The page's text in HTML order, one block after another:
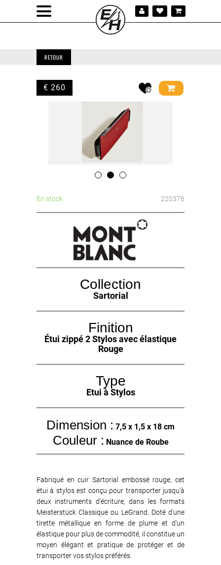
RETOUR
€ 260
En stock 220376
Collection
Sartorial
Finition
Étui zippé 2 Stylos avec élastique
Rouge
Type
Etui à Stylos
Dimension : 7,5 x 1,5 x 18 cm
Couleur : Nuance de Roube
Fabriqué en cuir Sartorial embossé rouge, cet
étui à stylos est conçu pour transporter jusqu'à
deux instruments d'écriture, dans les formats
Meisterstück Classique ou LeGrand. Doté d'une
tirette métallique en forme de plume et d'un
élastique pour plus de commodité, il constitue un
moyen élégant et pratique de protéger et de
transporter vos stylos préférés.